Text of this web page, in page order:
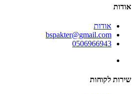
אודות
אודות
bspakter@gmail.com
0506966943
שירות לקוחות